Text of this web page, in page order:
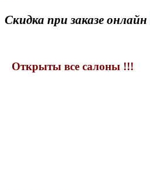
Скидка при заказе онлайн
Открыты все салоны !!!